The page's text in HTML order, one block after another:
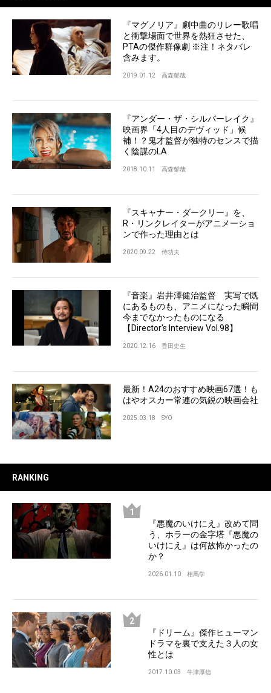
『マグノリア』劇中曲のリレー歌唱
と衝撃場面で世界を熱狂させた、
PTAの傑作群像劇 ※注！ネタバレ
含みます。
2019.01.12 高森郁哉
『アンダー・ザ・シルバーレイク』
映画界「4人目のデヴィッド」候
補！？鬼才監督が独特のセンスで描
く陰謀のLA
2018.10.11 高森郁哉
『スキャナー・ダークリー』を、
R・リンクレイターがアニメーショ
ンで作った理由とは
2020.09.22 侍功夫
『音楽』岩井澤健治監督 実写で既
にあるものも、アニメになった瞬間
今までなかったものになる
【Director's Interview Vol.98】
2020.12.16 香田史生
最新！A24のおすすめ映画67選！も
はやオスカー常連の気鋭の映画会社
2025.03.18 SYO
RANKING
『悪魔のいけにえ』改めて問
う、ホラーの金字塔『悪魔の
いけにえ』は何故怖かったの
か？
2026.01.10 相馬学
『ドリーム』傑作ヒューマン
ドラマを裏で支えた３人の女
性とは
2017.10.03 牛津厚信